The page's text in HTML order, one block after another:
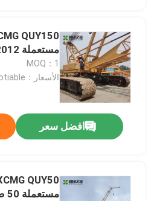
مستعملة MOY 2012
MOQ：1
الأسعار：negotiable
افضل سعر
مستعملة 50 طن MOY 2006